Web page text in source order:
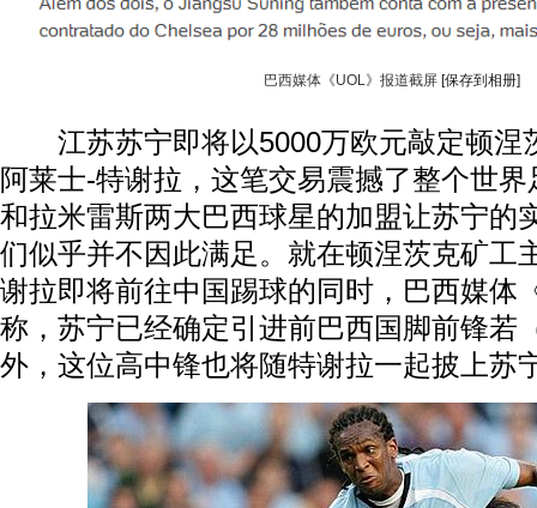
巴西媒体《UOL》报道截屏 [保存到相册]
江苏苏宁即将以5000万欧元敲定顿涅
阿莱士-特谢拉，这笔交易震撼了整个世
和拉米雷斯两大巴西球星的加盟让苏宁的
们似乎并不因此满足。就在顿涅茨克矿工
谢拉即将前往中国踢球的同时，巴西媒体
称，苏宁已经确定引进前巴西国脚前锋若
外，这位高中锋也将随特谢拉一起披上苏